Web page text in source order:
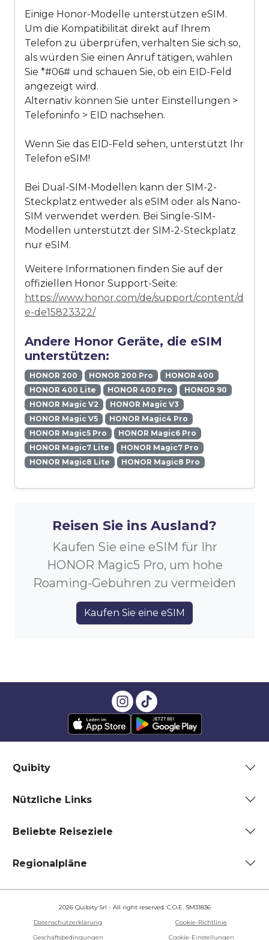
Einige Honor-Modelle unterstützen eSIM.
Um die Kompatibilität direkt auf Ihrem
Telefon zu überprüfen, verhalten Sie sich so,
als würden Sie einen Anruf tätigen, wählen
Sie *#06# und schauen Sie, ob ein EID-Feld
angezeigt wird.
Alternativ können Sie unter Einstellungen >
Telefoninfo > EID nachsehen.
Wenn Sie das EID-Feld sehen, unterstützt Ihr
Telefon eSIM!
Bei Dual-SIM-Modellen kann der SIM-2-
Steckplatz entweder als eSIM oder als Nano-
SIM verwendet werden. Bei Single-SIM-
Modellen unterstützt der SIM-2-Steckplatz
nur eSIM.
Weitere Informationen finden Sie auf der
offiziellen Honor Support-Seite:
https://www.honor.com/de/support/content/d
e-de15823322/
Andere Honor Geräte, die eSIM
unterstützen:
HONOR 200 HONOR 200 Pro
HONOR 400
HONOR 400 Lite
HONOR 400 Pro
HONOR 90
HONOR Magic V2
HONOR Magic V3
HONOR Magic V5
HONOR Magic4 Pro
HONOR Magic5 Pro
HONOR Magic6 Pro
HONOR Magic7 Lite
HONOR Magic7 Pro
HONOR Magic8 Lite
HONOR Magic8 Pro
Reisen Sie ins Ausland?
Kaufen Sie eine eSIM für Ihr
HONOR Magic5 Pro, um hohe
Roaming-Gebühren zu vermeiden
Kaufen Sie eine eSIM
Quibity
Nützliche Links
Beliebte Reiseziele
Regionalpläne
2026 Quibity Srl - All right reserved. C.O.E. SM31836
Datenschutzerklärung
Cookie-Richtlinie
Geschäftsbedingungen
Cookie-Einstellungen